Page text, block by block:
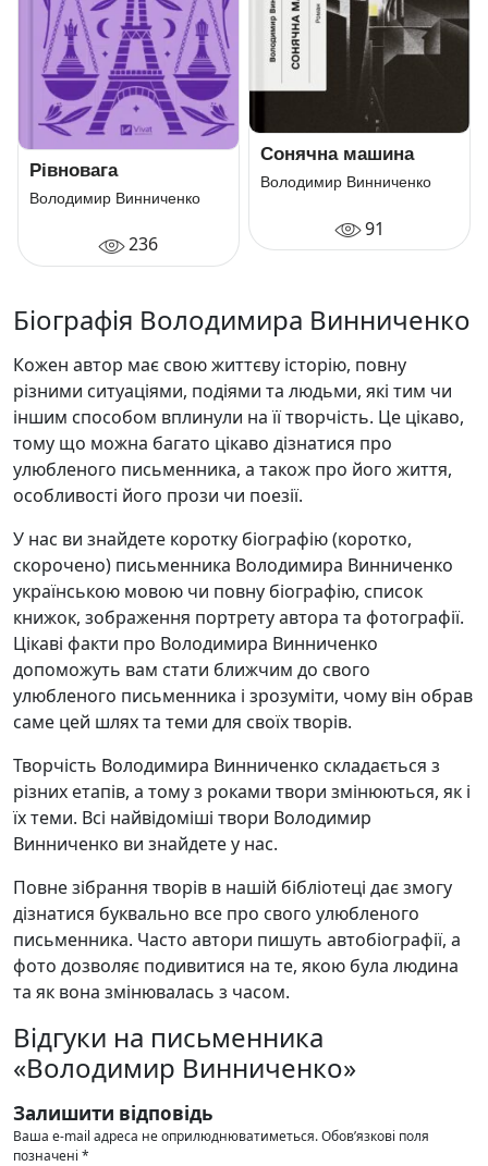
Рівновага
Володимир Винниченко
236
Сонячна машина
Володимир Винниченко
91
Біографія Володимира Винниченко
Кожен автор має свою життєву історію, повну
різними ситуаціями, подіями та людьми, які тим чи
іншим способом вплинули на її творчість. Це цікаво,
тому що можна багато цікаво дізнатися про
улюбленого письменника, а також про його життя,
особливості його прози чи поезії.
У нас ви знайдете коротку біографію (коротко,
скорочено) письменника Володимира Винниченко
українською мовою чи повну біографію, список
книжок, зображення портрету автора та фотографії.
Цікаві факти про Володимира Винниченко
допоможуть вам стати ближчим до свого
улюбленого письменника і зрозуміти, чому він обрав
саме цей шлях та теми для своїх творів.
Творчість Володимира Винниченко складається з
різних етапів, а тому з роками твори змінюються, як і
їх теми. Всі найвідоміші твори Володимир
Винниченко ви знайдете у нас.
Повне зібрання творів в нашій бібліотеці дає змогу
дізнатися буквально все про свого улюбленого
письменника. Часто автори пишуть автобіографії, а
фото дозволяє подивитися на те, якою була людина
та як вона змінювалась з часом.
Відгуки на письменника
«Володимир Винниченко»
Залишити відповідь
Ваша e-mail адреса не оприлюднюватиметься.Обов’язкові поля
позначені *